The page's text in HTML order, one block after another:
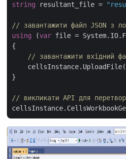
string resultant_file =
// завантажити файл JSON з
using (var file =
{
// завантажити вхідний
    cellsInstance.UploadFile(
}
// викликати API для